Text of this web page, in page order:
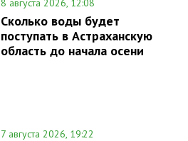
8 августа 2026, 12:08
Сколько воды будет
поступать в Астраханскую
область до начала осени
7 августа 2026, 19:22